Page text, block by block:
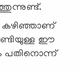
കഴിഞ്ഞാണ്
ഈ
പതിനൊന്ന്